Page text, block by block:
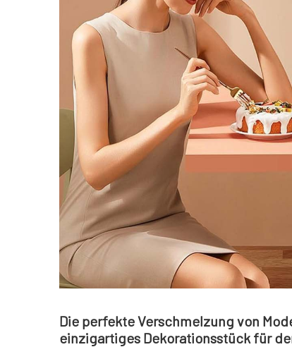
Die perfekte Verschmelzung von
einzigartiges Dekorationsstück für